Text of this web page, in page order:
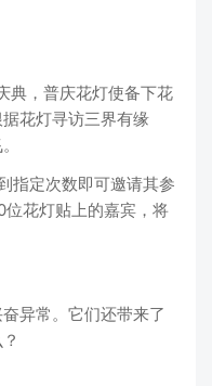
典，普庆花灯使备下花
花灯寻访三界有缘
指定次数即可邀请其参
花灯贴上的嘉宾，将
异常。它们还带来了